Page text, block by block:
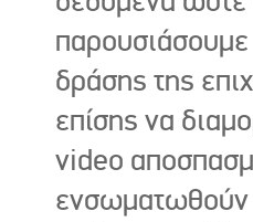
παρουσιάσουμε
δράσης της
επίσης να
video
ενσωματωθούν